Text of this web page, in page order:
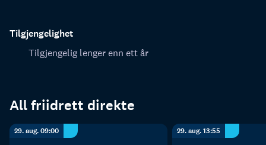
Tilgjengelighet
Tilgjengelig lenger enn ett år
All friidrett direkte
29. aug. 09:00 29. aug. 13:55